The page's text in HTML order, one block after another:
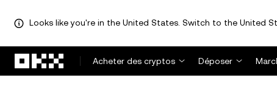
Looks like you're in the United States. Switch to the United
Acheter des cryptos
Déposer